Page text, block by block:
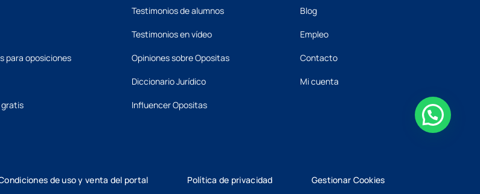
para oposiciones
gratis
Testimonios de alumnos
Testimonios en vídeo
Opiniones sobre Opositas
Diccionario Jurídico
Influencer Opositas
Blog
Empleo
Contacto
Mi cuenta
de uso y venta del portal Política de privacidad Gestionar Cookies